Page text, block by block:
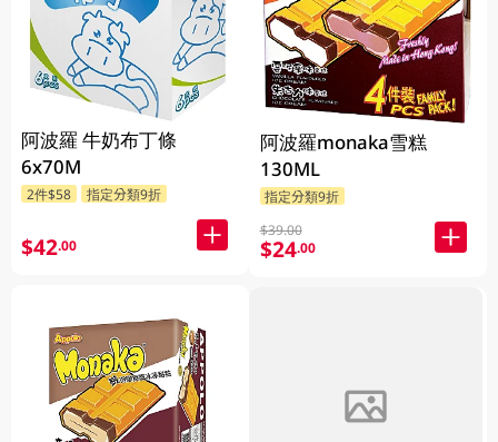
阿波羅 牛奶布丁條
6x70M
2件$58 指定分類9折
$42.00
阿波羅monaka雪糕
130ML
指定分類9折
$39.00
$24.00
FAILED